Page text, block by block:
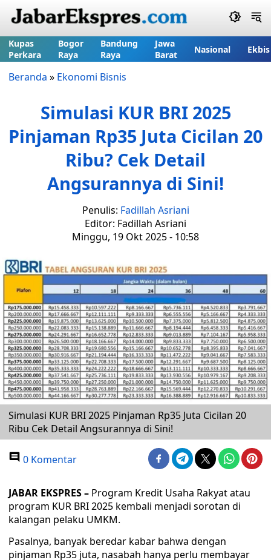
Kupas
Perkara
Bogor
Raya
Bandung
Raya
Jawa
Barat
Nasional Ekbis
Beranda » Ekonomi Bisnis
Simulasi KUR BRI 2025
Pinjaman Rp35 Juta Cicilan 20
Ribu? Cek Detail
Angsurannya di Sini!
Penulis: Fadillah Asriani
Editor: Fadillah Asriani
Minggu, 19 Okt 2025 - 10:58
Simulasi KUR BRI 2025 Pinjaman Rp35 Juta Cicilan 20
Ribu Cek Detail Angsurannya di Sini!
0 Komentar
JABAR EKSPRES – Program Kredit Usaha Rakyat atau
program KUR BRI 2025 kembali menjadi sorotan di
kalangan pelaku UMKM.
Pasalnya, banyak beredar kabar bahwa dengan
pinjaman Rp35 juta, nasabah hanya perlu membayar